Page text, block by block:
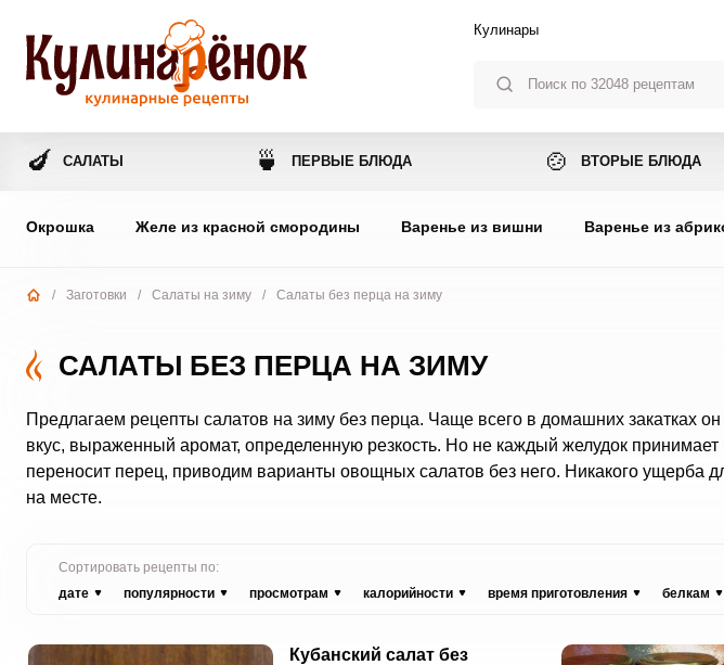
Кулинары
🍆 САЛАТЫ 🍵 ПЕРВЫЕ БЛЮДА 🍲 ВТОРЫЕ БЛЮДА
Окрошка Желе из красной смородины Варенье из вишни Варенье из
/ Заготовки / Салаты на зиму / Салаты без перца на зиму
САЛАТЫ БЕЗ ПЕРЦА НА ЗИМУ
Предлагаем рецепты салатов на зиму без перца. Чаще всего в домашних закатках он
вкус, выраженный аромат, определенную резкость. Но не каждый желудок принимает
переносит перец, приводим варианты овощных салатов без него. Никакого ущерба
на месте.
Сортировать рецепты по:
дате
популярности просмотрам калорийности время приготовления белкам
Кубанский салат без